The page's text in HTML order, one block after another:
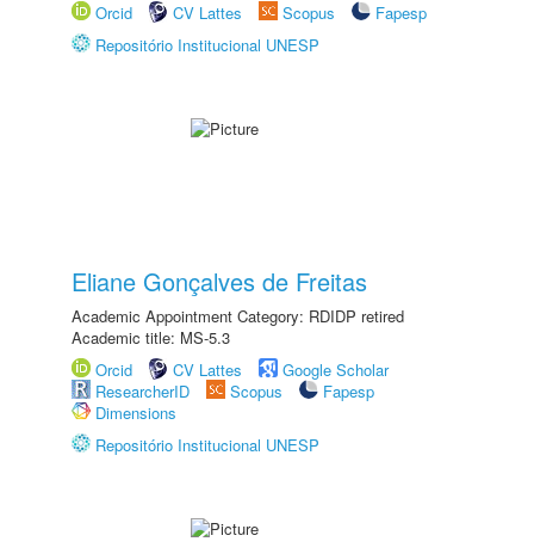
Orcid
CV Lattes Scopus
Fapesp
Repositório Institucional UNESP
Eliane Gonçalves de Freitas
Academic Appointment Category: RDIDP retired
Academic title: MS-5.3
Orcid
CV Lattes
Google Scholar
ResearcherID
Scopus
Fapesp
Dimensions
Repositório Institucional UNESP